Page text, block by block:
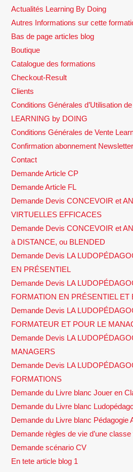
Actualités Learning By Doing
Autres Informations sur cette
Bas de page articles blog
Boutique
Catalogue des formations
Checkout-Result
Clients
Conditions Générales d’Utilisation
LEARNING by DOING
Conditions Générales de Vente
Confirmation abonnement
Contact
Demande Article CP
Demande Article FL
Demande Devis CONCEVOIR et
VIRTUELLES EFFICACES
Demande Devis CONCEVOIR et
à DISTANCE, ou BLENDED
Demande Devis LA
EN PRÉSENTIEL
Demande Devis LA
FORMATION EN PRÉSENTIEL ET
Demande Devis LA
FORMATEUR ET POUR LE
Demande Devis LA
MANAGERS
Demande Devis LA
FORMATIONS
Demande du Livre blanc Jouer en
Demande du Livre blanc
Demande du Livre blanc Pédagogie
Demande règles de vie d’une
Demande scénario CV
En tete article blog 1